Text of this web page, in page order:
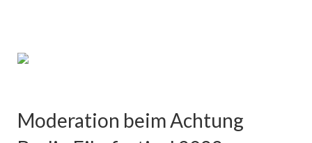
Moderation beim Achtung